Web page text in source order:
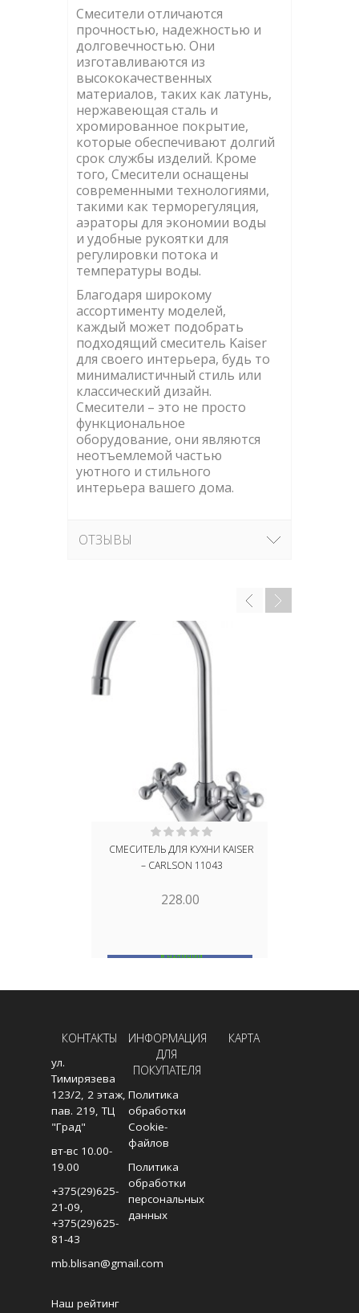
Смесители отличаются
прочностью, надежностью и
долговечностью. Они
изготавливаются из
высококачественных
материалов, таких как латунь,
нержавеющая сталь и
хромированное покрытие,
которые обеспечивают долгий
срок службы изделий. Кроме
того, Смесители оснащены
современными технологиями,
такими как терморегуляция,
аэраторы для экономии воды
и удобные рукоятки для
регулировки потока и
температуры воды.
Благодаря широкому
ассортименту моделей,
каждый может подобрать
подходящий смеситель Kaiser
для своего интерьера, будь то
минималистичный стиль или
классический дизайн.
Смесители – это не просто
функциональное
оборудование, они являются
неотъемлемой частью
уютного и стильного
интерьера вашего дома.
ОТЗЫВЫ
СМЕСИТЕЛЬ ДЛЯ КУХНИ KAISER
– CARLSON 11043
228.00
В НАЛИЧИИ
КОНТАКТЫ
ул.
Тимирязева
123/2, 2 этаж,
пав. 219, ТЦ
"Град"
вт-вс 10.00-
19.00
+375(29)625-
21-09,
+375(29)625-
81-43
mb.blisan@gmail.com
Наш рейтинг
ИНФОРМАЦИЯ
ДЛЯ
ПОКУПАТЕЛЯ
Политика
обработки
Cookie-
файлов
Политика
обработки
персональных
данных
КАРТА